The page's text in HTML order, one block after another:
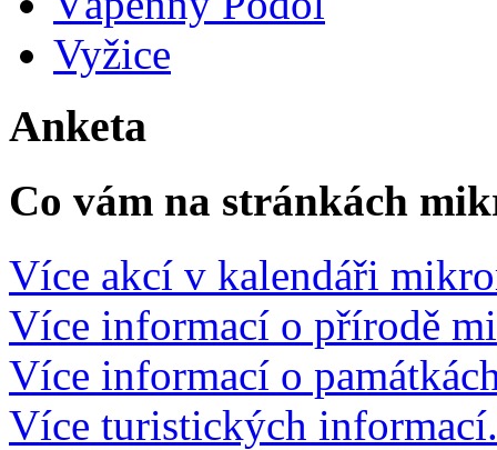
Vyžice
Anketa
Co vám na stránkách
Více akcí v kalendáři
Více informací o přírodě
Více informací o
Více turistických